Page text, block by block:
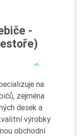
-
na
zejména
desek a
výrobky
obchodní